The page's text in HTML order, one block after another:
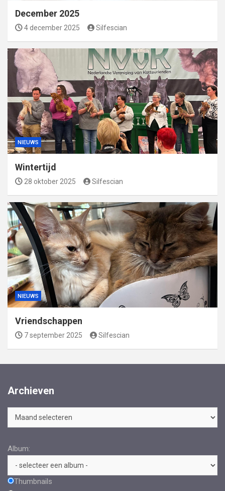
December 2025
4 december 2025 Silfescian
NIEUWS
Wintertijd
28 oktober 2025 Silfescian
NIEUWS
Vriendschappen
7 september 2025 Silfescian
Archieven
Archieven
Album:
Thumbnails